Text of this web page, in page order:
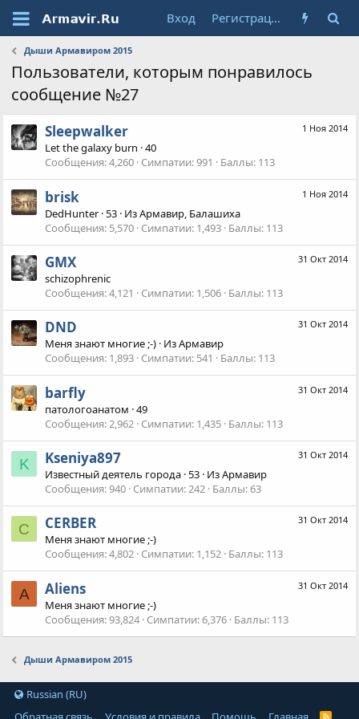
Вход Регистрация
Дыши Армавиром 2015
Пользователи, которым понравилось
сообщение №27
1 Ноя 2014
Sleepwalker
Let the galaxy burn ·40
Сообщения 4,260 Симпатии 991 Баллы 113
1 Ноя 2014
brisk
DedHunter ·53 · ИзАрмавир, Балашиха
Сообщения 5,570 Симпатии 1,493 Баллы 113
31 Окт 2014
GMX
schizophrenic
Сообщения 4,121 Симпатии 1,506 Баллы 113
31 Окт 2014
DND
Меня знают многие ;-) · ИзАрмавир
Сообщения 1,893 Симпатии 541 Баллы 113
31 Окт 2014
barfly
патологоанатом ·49
Сообщения 2,962 Симпатии 1,435 Баллы 113
K
31 Окт 2014
Kseniya897
Известный деятель города ·53 · ИзАрмавир
Сообщения 940 Симпатии 242 Баллы 63
C
31 Окт 2014
CERBER
Меня знают многие ;-)
Сообщения 4,802 Симпатии 1,152 Баллы 113
A
31 Окт 2014
Aliens
Меня знают многие ;-)
Сообщения 93,824 Симпатии 6,376 Баллы 113
Дыши Армавиром 2015
Russian (RU)